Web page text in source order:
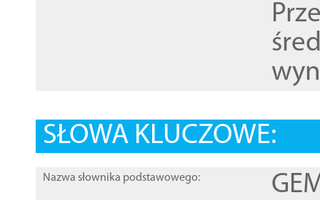
SŁOWA KLUCZOWE:
Nazwa słownika podstawowego: